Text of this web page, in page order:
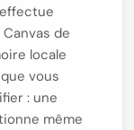
de
locale
vous
: une
même